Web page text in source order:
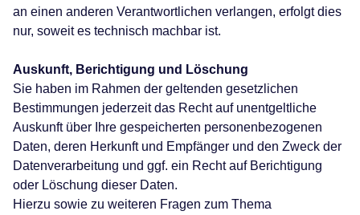
an einen anderen Verantwortlichen verlangen, erfolgt dies
nur, soweit es technisch machbar ist.
Auskunft, Berichtigung und Löschung
Sie haben im Rahmen der geltenden gesetzlichen
Bestimmungen jederzeit das Recht auf unentgeltliche
Auskunft über Ihre gespeicherten personenbezogenen
Daten, deren Herkunft und Empfänger und den Zweck der
Datenverarbeitung und ggf. ein Recht auf Berichtigung
oder Löschung dieser Daten.
Hierzu sowie zu weiteren Fragen zum Thema